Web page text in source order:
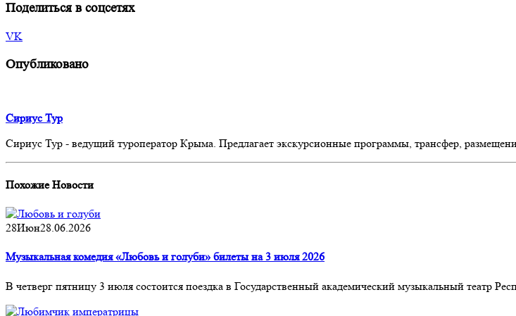
Поделиться в соцсетях
VK
Опубликовано
Сириус Тур
Сириус Тур - ведущий туроператор Крыма. Предлагает экскурсионные программы, трансфер,
ПохожиеНовости
28Июн28.06.2026
Музыкальная комедия «Любовь и голуби» билеты на 3 июля 2026
В четверг пятницу 3 июля состоится поездка в Государственный академический музыкальный театр